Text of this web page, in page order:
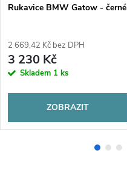
Rukavice BMW Gatow - černé
2 669,42 Kč bez DPH
3 230 Kč
Skladem 1 ks
ZOBRAZIT